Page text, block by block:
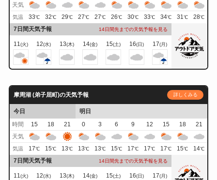
天気
気温 33℃ 32℃ 29℃ 27℃ 27℃ 26℃ 30℃ 33℃ 34℃ 31℃ 28℃
7日間天気予報 14日間先までの天気予報を見る
11(火) 12(水) 13(木) 14(金) 15(土) 16(日) 17(月)
摩周湖 (弟子屈町)の天気予報 詳しくみる
今日
明日
時間
15 18 21 0 3 6 9 12 15 18
21
天気
気温 17℃ 15℃ 13℃ 13℃ 13℃ 15℃ 17℃ 17℃ 17℃ 15℃ 14℃
7日間天気予報 14日間先までの天気予報を見る
11(火) 12(水) 13(木) 14(金) 15(土) 16(日) 17(月)